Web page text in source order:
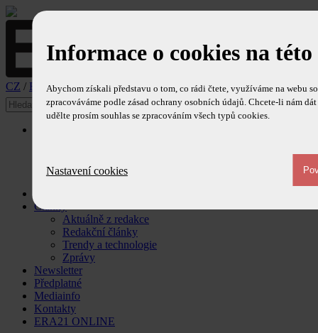
CZ / EN
Redakční rada
Články
Aktuálně z redakce
Redakční články
Trendy a technologie
Zprávy
Newsletter
Předplatné
Mediainfo
Kontakty
ERA21 ONLINE
Informace o cookies na této
Abychom získali představu o tom, co rádi čtete, využíváme na webu
zpracováváme podle zásad ochrany osobních údajů. Chcete-li nám
udělte prosím souhlas se zpracováním všech typů cookies.
Nastavení cookies